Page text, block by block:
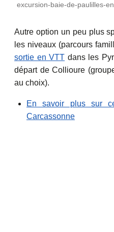
excursion-baie-de-paulilles-
Autre option un peu plus
les niveaux (parcours
sortie en VTT dans les
départ de Collioure
au choix).
En savoir plus sur
Carcassonne